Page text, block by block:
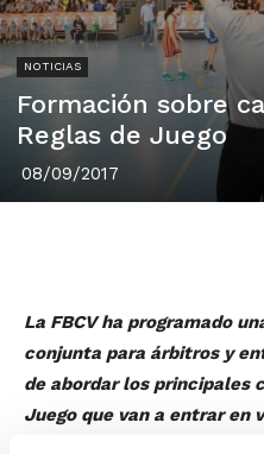
NOTICIAS
Formación sobre
Reglas de Juego
08/09/2017
La FBCV ha programado
conjunta para árbitros y
de abordar los principales
Juego que van a entrar en